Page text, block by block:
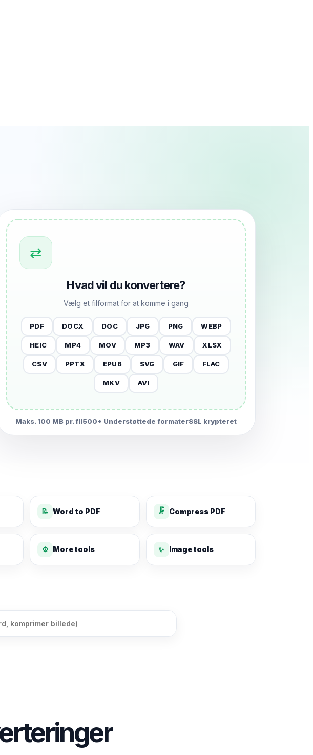
⇄
Hvad vil du konvertere?
Vælg et filformat for at komme i gang
PDF DOCX DOC JPG PNG WEBP
HEIC MP4 MOV MP3 WAV XLSX
CSV PPTX EPUB SVG GIF FLAC
MKV AVI
Maks. 100 MB pr. fil500+ Understøttede formaterSSL krypteret
📝 Word to PDF 🗜️ Compress PDF
⚙️ More tools ✨ Image tools